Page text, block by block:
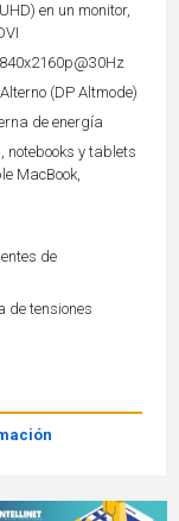
en un monitor,
(DP Altmode)
de energía
y tablets
MacBook,
de
de tensiones